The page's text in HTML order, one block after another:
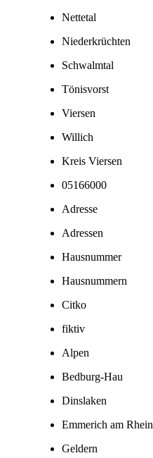
Nettetal
Niederkrüchten
Schwalmtal
Tönisvorst
Viersen
Willich
Kreis Viersen
05166000
Adresse
Adressen
Hausnummer
Hausnummern
Citko
fiktiv
Alpen
Bedburg-Hau
Dinslaken
Emmerich am Rhein
Geldern